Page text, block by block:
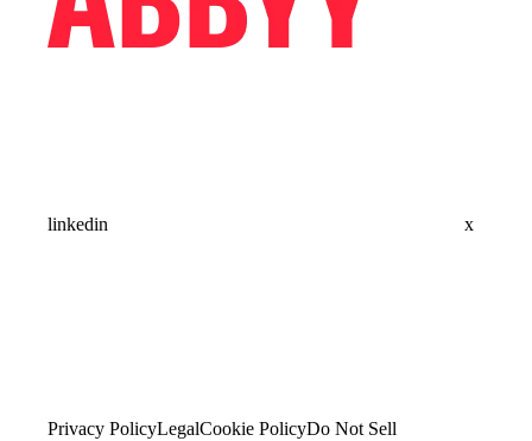
linkedin x
Privacy PolicyLegalCookie PolicyDo Not Sell